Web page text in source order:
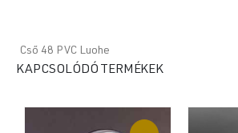
Cső 48 PVC Luohe
KAPCSOLÓDÓ TERMÉKEK